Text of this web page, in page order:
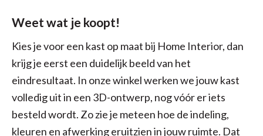
Weet wat je koopt!
Kies je voor een kast op maat bij Home Interior, dan
krijg je eerst een duidelijk beeld van het
eindresultaat. In onze winkel werken we jouw kast
volledig uit in een 3D-ontwerp, nog vóór er iets
besteld wordt. Zo zie je meteen hoe de indeling,
kleuren en afwerking eruitzien in jouw ruimte. Dat